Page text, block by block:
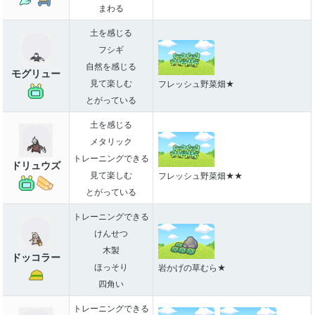
まわる
モグリュー
土を感じる
フシギ
自然を感じる
見て楽しむ
とがっている
フレッシュ野菜畑★
ドリュウズ
土を感じる
メタリック
トレーニングできる
見て楽しむ
とがっている
フレッシュ野菜畑★★
ドッコラー
トレーニングできる
けんせつ
木製
ほっそり
四角い
岩かげの草むら★
トレーニングできる